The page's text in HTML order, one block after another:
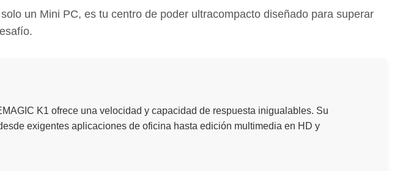
un Mini PC, es tu centro de poder ultracompacto diseñado para superar
K1 ofrece una velocidad y capacidad de respuesta inigualables. Su
exigentes aplicaciones de oficina hasta edición multimedia en HD y